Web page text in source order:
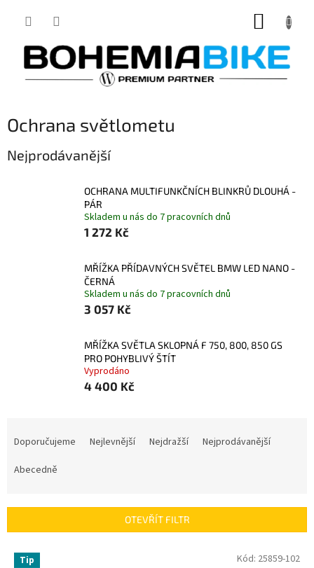
Ochrana světlometu
Nejprodávanější
OCHRANA MULTIFUNKČNÍCH BLINKRŮ DLOUHÁ -
PÁR
Skladem u nás do 7 pracovních dnů
1 272 Kč
MŘÍŽKA PŘÍDAVNÝCH SVĚTEL BMW LED NANO -
ČERNÁ
Skladem u nás do 7 pracovních dnů
3 057 Kč
MŘÍŽKA SVĚTLA SKLOPNÁ F 750, 800, 850 GS
PRO POHYBLIVÝ ŠTÍT
Vyprodáno
4 400 Kč
r
Doporučujeme Nejlevnější Nejdražší
Nejprodávanější
Abecedně
OTEVŘÍT FILTR
V Tip Kód: 25859-102